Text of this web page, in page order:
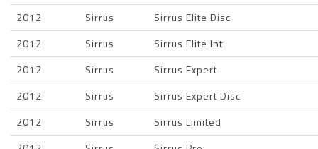
2012
Sirrus
Sirrus Elite Disc
2012
Sirrus
Sirrus Elite Int
2012
Sirrus
Sirrus Expert
2012
Sirrus
Sirrus Expert Disc
2012
Sirrus
Sirrus Limited